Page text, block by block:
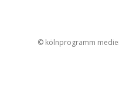
Navigation
© kölnprogramm